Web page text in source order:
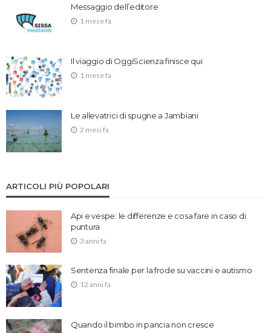
Messaggio dell’editore
1 mese fa
Il viaggio di OggiScienza finisce qui
1 mese fa
Le allevatrici di spugne a Jambiani
2 mesi fa
ARTICOLI PIÙ POPOLARI
Api e vespe: le differenze e cosa fare in caso di
puntura
3 anni fa
Sentenza finale per la frode su vaccini e autismo
12 anni fa
Quando il bimbo in pancia non cresce